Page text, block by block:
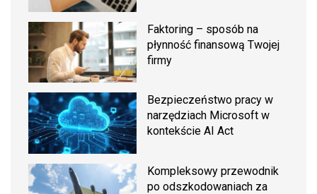
Faktoring – sposób na
płynność finansową Twojej
firmy
Bezpieczeństwo pracy w
narzędziach Microsoft w
kontekście AI Act
Kompleksowy przewodnik
po odszkodowaniach za